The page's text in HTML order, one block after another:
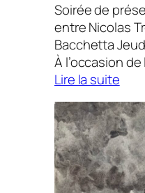
Soirée de
entre Nicolas
Bacchetta
À l’occasion
Lire la suite:
MY